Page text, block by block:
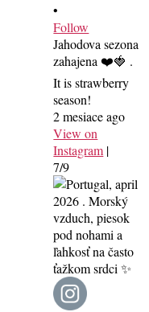
•
Follow
Jahodova sezona
zahajena ❤️🍓 .
It is strawberry
season!
2 mesiace ago
View on
Instagram |
7/9